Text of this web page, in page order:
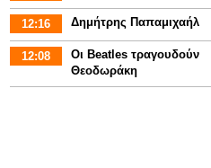
12:16 Δημήτρης Παπαμιχαήλ
12:08
Οι Beatles τραγουδούν
Θεοδωράκη